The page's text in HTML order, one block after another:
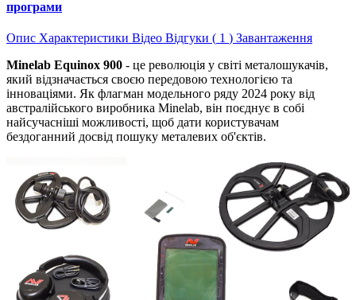
програми
Опис Характеристики Відео Відгуки ( 1 ) Завантаження
Minelab Equinox 900 - це революція у світі металошукачів,
який відзначається своєю передовою технологією та
інноваціями. Як флагман модельного ряду 2024 року від
австралійського виробника Minelab, він поєднує в собі
найсучасніші можливості, щоб дати користувачам
бездоганний досвід пошуку металевих об'єктів.